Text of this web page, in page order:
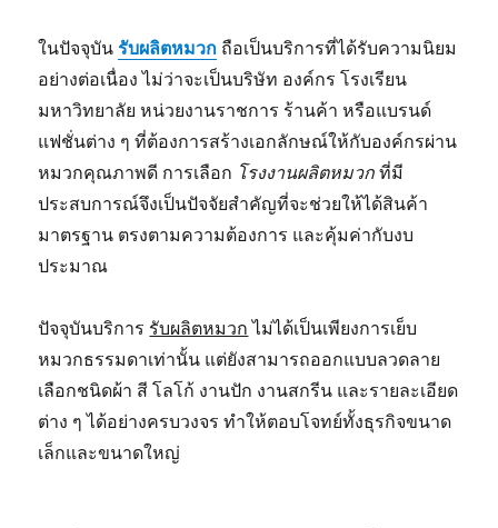
ในปัจจุบันรับผลิตหมวก ถือเป็นบริการที่ได้รับความนิยม
อย่างต่อเนื่อง ไม่ว่าจะเป็นบริษัท องค์กร โรงเรียน
มหาวิทยาลัย หน่วยงานราชการ ร้านค้า หรือแบรนด์
แฟชั่นต่าง ๆ ที่ต้องการสร้างเอกลักษณ์ให้กับองค์กรผ่าน
หมวกคุณภาพดี การเลือก โรงงานผลิตหมวก ที่มี
ประสบการณ์จึงเป็นปัจจัยสำคัญที่จะช่วยให้ได้สินค้า
มาตรฐาน ตรงตามความต้องการ และคุ้มค่ากับงบ
ประมาณ
ปัจจุบันบริการ รับผลิตหมวก ไม่ได้เป็นเพียงการเย็บ
หมวกธรรมดาเท่านั้น แต่ยังสามารถออกแบบลวดลาย
เลือกชนิดผ้า สี โลโก้ งานปัก งานสกรีน และรายละเอียด
ต่าง ๆ ได้อย่างครบวงจร ทำให้ตอบโจทย์ทั้งธุรกิจขนาด
เล็กและขนาดใหญ่